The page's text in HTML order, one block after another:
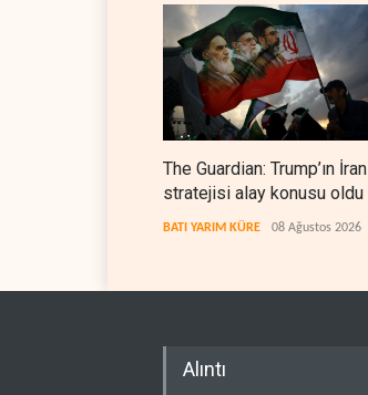
The Guardian: Trump’ın İran
stratejisi alay konusu oldu
BATI YARIM KÜRE 08 Ağustos 2026
Alıntı